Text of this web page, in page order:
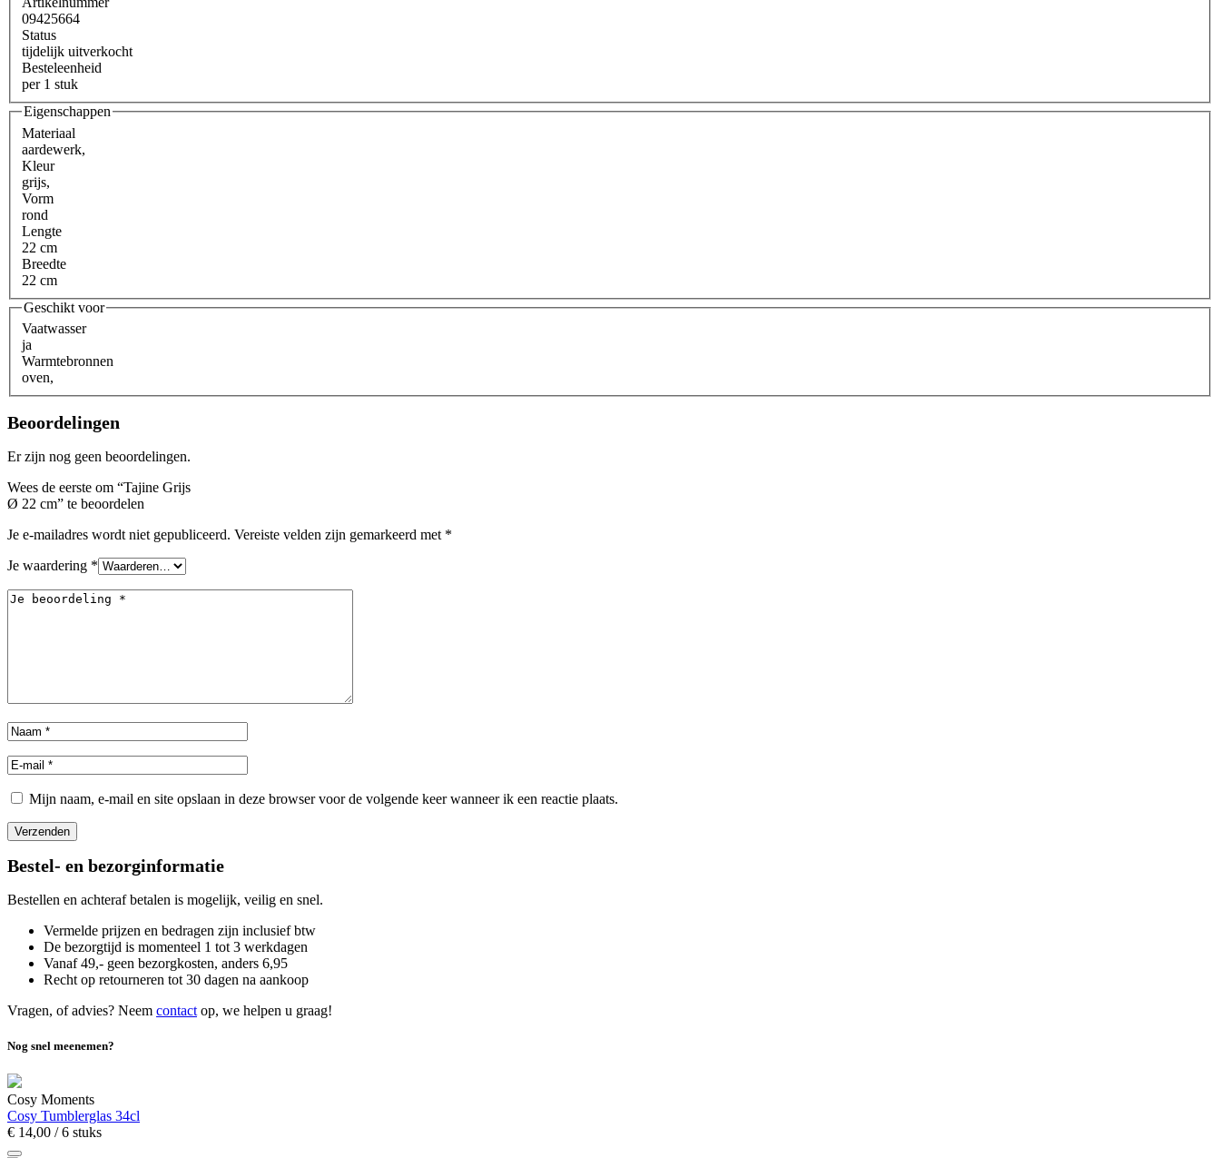
09425664
Status
tijdelijk uitverkocht
Besteleenheid
per 1 stuk
Eigenschappen
Materiaal
aardewerk,
Kleur
grijs,
Vorm
rond
Lengte
22 cm
Breedte
22 cm
Geschikt voor
Vaatwasser
ja
Warmtebronnen
oven,
Beoordelingen
Er zijn nog geen beoordelingen.
Wees de eerste om “Tajine Grijs
Ø 22 cm” te beoordelen
Je e-mailadres wordt niet gepubliceerd. Vereiste velden zijn gemarkeerd met *
Je waardering *
Mijn naam, e-mail en site opslaan in deze browser voor de volgende keer wanneer ik een reactie plaats.
Bestel- en bezorginformatie
Bestellen en achteraf betalen is mogelijk, veilig en snel.
Vermelde prijzen en bedragen zijn inclusief btw
De bezorgtijd is momenteel 1 tot 3 werkdagen
Vanaf 49,- geen bezorgkosten, anders 6,95
Recht op retourneren tot 30 dagen na aankoop
Vragen, of advies? Neem contact op, we helpen u graag!
Nog snel meenemen?
Cosy Moments
Cosy Tumblerglas 34cl
€ 14,00 / 6 stuks